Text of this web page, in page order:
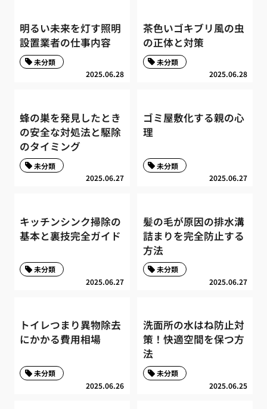
明るい未来を灯す照明
設置業者の仕事内容
2025.06.28
未分類
茶色いゴキブリ風の虫
の正体と対策
2025.06.28
未分類
蜂の巣を発見したとき
の安全な対処法と駆除
のタイミング
2025.06.27
未分類
ゴミ屋敷化する親の心
理
2025.06.27
未分類
キッチンシンク掃除の
基本と裏技完全ガイド
2025.06.27
未分類
髪の毛が原因の排水溝
詰まりを完全防止する
方法
2025.06.27
未分類
トイレつまり異物除去
にかかる費用相場
2025.06.26
未分類
洗面所の水はね防止対
策！快適空間を保つ方
法
2025.06.25
未分類